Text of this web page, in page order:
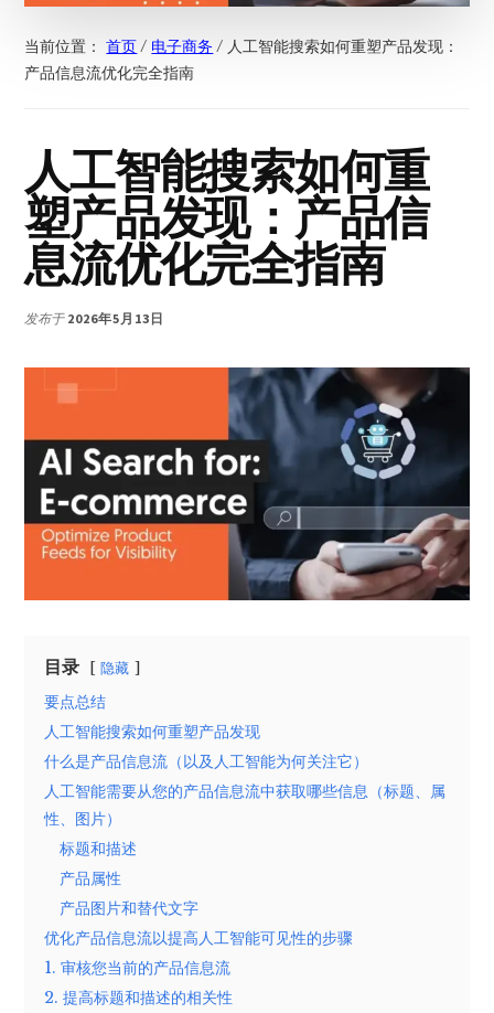
当前位置：首页/ 电子商务 / 人工智能搜索如何重塑产品发现：
产品信息流优化完全指南
人工智能搜索如何重
塑产品发现：产品信
息流优化完全指南
发布于 2026年5月13日
目录 隐藏
要点总结
人工智能搜索如何重塑产品发现
什么是产品信息流（以及人工智能为何关注它）
人工智能需要从您的产品信息流中获取哪些信息（标题、属
性、图片）
标题和描述
产品属性
产品图片和替代文字
优化产品信息流以提高人工智能可见性的步骤
1. 审核您当前的产品信息流
2. 提高标题和描述的相关性